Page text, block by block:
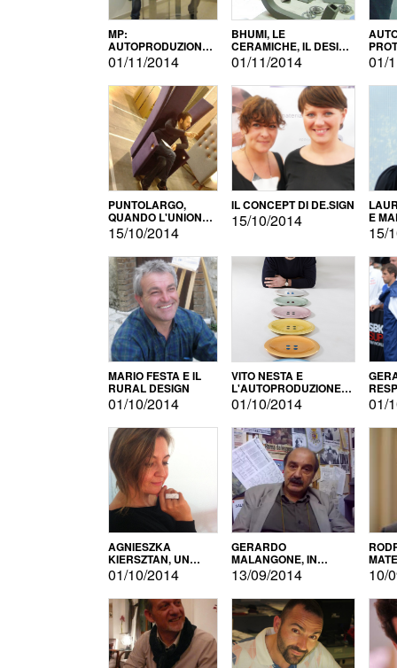
MP:
AUTOPRODUZIONE
E INNOVAZIONE
01/11/2014
BHUMI, LE
CERAMICHE, IL DESIGN
E L'AUTOPRODUZIONE
01/11/2014 01/
PUNTOLARGO,
QUANDO L'UNIONE
FA LA FORZA E
VINCE
15/10/2014
IL CONCEPT DI DE.SIGN
15/10/2014 E
15/
MARIO FESTA E IL
RURAL DESIGN
01/10/2014
VITO NESTA E
L'AUTOPRODUZIONE
COME RECUPERO DEI
SIMBOLI
01/10/2014 01/
AGNIESZKA
KIERSZTAN, UN
MODELLO DI
AUTOPRODUZIONE
01/10/2014
GERARDO
MALANGONE, IN
GIURIA PER IL
CONCORSO
LETTERARIO
13/09/2014 10/